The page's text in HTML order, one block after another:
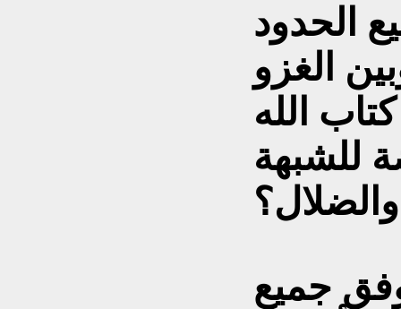
الحدود
الغزو
الله
للشبهة
جميع